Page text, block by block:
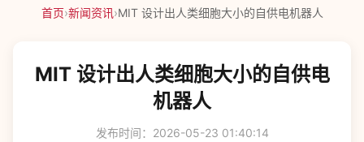
首页›新闻资讯›MIT 设计出人类细胞大小的自供电机器人
MIT 设计出人类细胞大小的自供电
机器人
发布时间：2026-05-23 01:40:14